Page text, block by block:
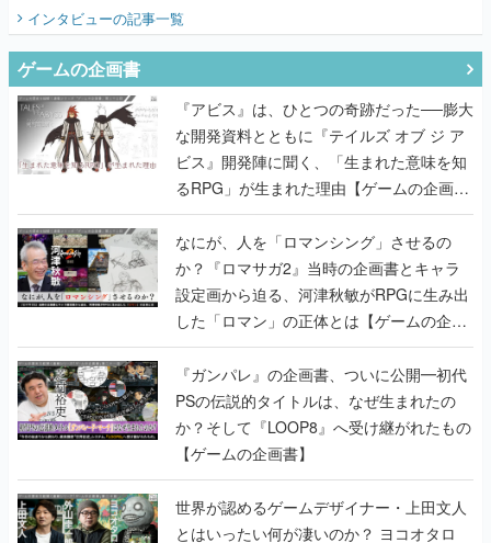
『アビス』は、ひとつの奇跡だった──膨大
な開発資料とともに『テイルズ オブ ジ ア
るRPG」が生まれた理由【ゲームの企画
書】
なにが、人を「ロマンシング」させるの
か？『ロマサガ2』当時の企画書とキャラ
設定画から迫る、河津秋敏がRPGに生み出
した「ロマン」の正体とは【ゲームの企画
書】
『ガンパレ』の企画書、ついに公開━初代
PSの伝説的タイトルは、なぜ生まれたの
か？そして『LOOP8』へ受け継がれたもの
【ゲームの企画書】
世界が認めるゲームデザイナー・上田文人
とはいったい何が凄いのか？ ヨコオタロ
ウ・外山圭一郎らと共に『ICO』に込めら
れたこだわりを語り尽くす！【ゲームの企
画書】